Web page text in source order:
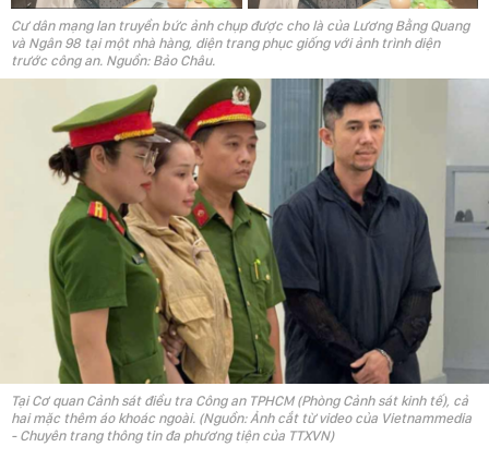
Cư dân mạng lan truyền bức ảnh chụp được cho là của Lương Bằng Quang
và Ngân 98 tại một nhà hàng, diện trang phục giống với ảnh trình diện
trước công an. Nguồn: Bảo Châu.
Tại Cơ quan Cảnh sát điều tra Công an TPHCM (Phòng Cảnh sát kinh tế), cả
hai mặc thêm áo khoác ngoài. (Nguồn: Ảnh cắt từ video của Vietnammedia
- Chuyên trang thông tin đa phương tiện của TTXVN)